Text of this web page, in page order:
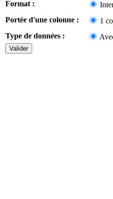
Format :
Portée d'une colonne :
1
Type de données :